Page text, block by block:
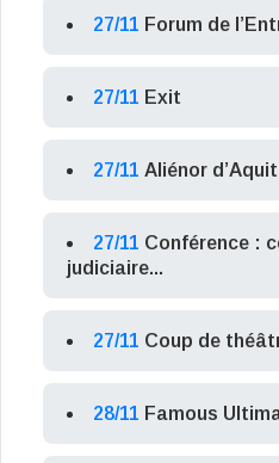
27/11 Forum de
27/11 Exit
27/11 Aliénor
27/11 Conférence :
judiciaire...
27/11 Coup de
28/11 Famous